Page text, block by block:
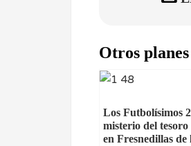
Otros
Los Futbolísimos
misterio del
en Fresnedillas de